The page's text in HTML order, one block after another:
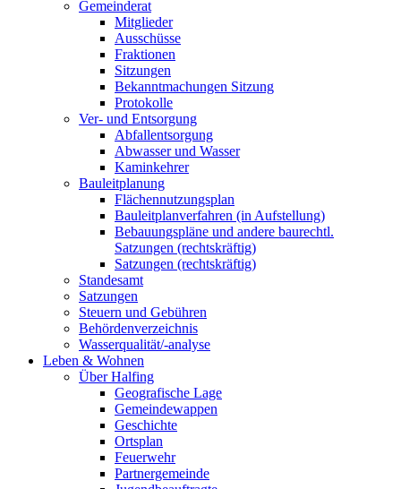
Gemeinderat
Mitglieder
Ausschüsse
Fraktionen
Sitzungen
Bekanntmachungen Sitzung
Protokolle
Ver- und Entsorgung
Abfallentsorgung
Abwasser und Wasser
Kaminkehrer
Bauleitplanung
Flächennutzungsplan
Bauleitplanverfahren (in Aufstellung)
Bebauungspläne und andere baurechtl.
Satzungen (rechtskräftig)
Satzungen (rechtskräftig)
Standesamt
Satzungen
Steuern und Gebühren
Behördenverzeichnis
Wasserqualität/-analyse
Leben & Wohnen
Über Halfing
Geografische Lage
Gemeindewappen
Geschichte
Ortsplan
Feuerwehr
Partnergemeinde